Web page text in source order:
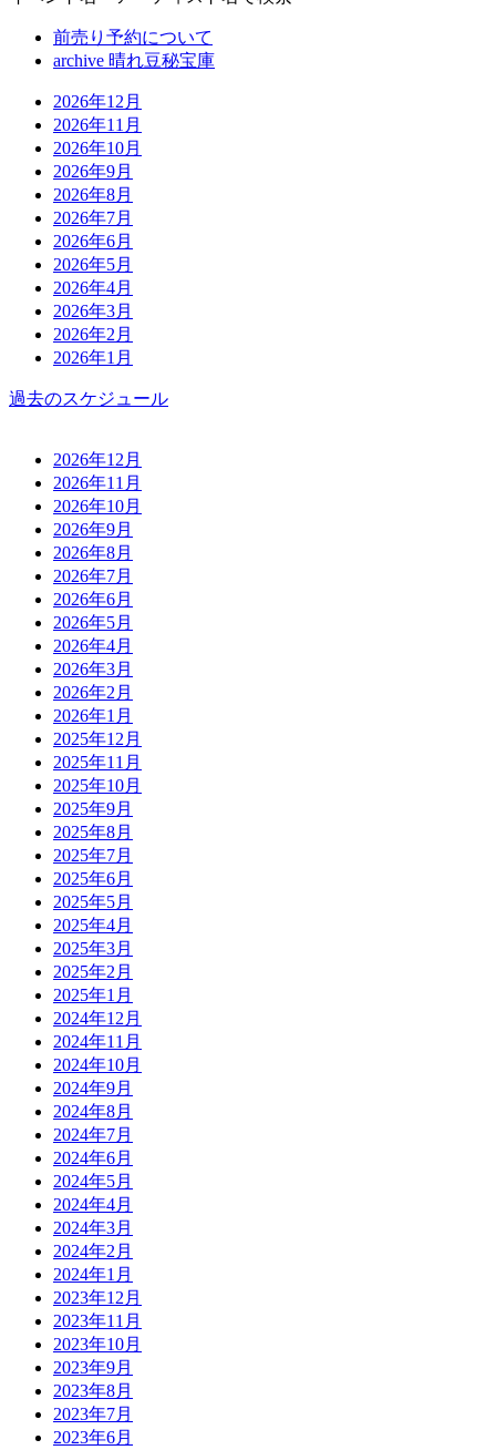
前売り予約について
archive 晴れ豆秘宝庫
2026年12月
2026年11月
2026年10月
2026年9月
2026年8月
2026年7月
2026年6月
2026年5月
2026年4月
2026年3月
2026年2月
2026年1月
過去のスケジュール
2026年12月
2026年11月
2026年10月
2026年9月
2026年8月
2026年7月
2026年6月
2026年5月
2026年4月
2026年3月
2026年2月
2026年1月
2025年12月
2025年11月
2025年10月
2025年9月
2025年8月
2025年7月
2025年6月
2025年5月
2025年4月
2025年3月
2025年2月
2025年1月
2024年12月
2024年11月
2024年10月
2024年9月
2024年8月
2024年7月
2024年6月
2024年5月
2024年4月
2024年3月
2024年2月
2024年1月
2023年12月
2023年11月
2023年10月
2023年9月
2023年8月
2023年7月
2023年6月